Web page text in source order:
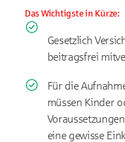
Das Wichtigste in Kürze:
Gesetzlich
beitragsfrei
Für die
müssen Kinder
eine gewisse